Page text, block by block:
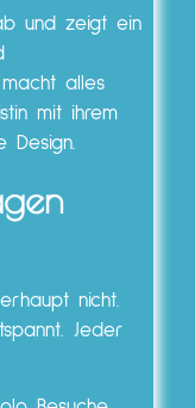
und zeigt ein
alles
mit ihrem
Design.
nicht.
Jeder